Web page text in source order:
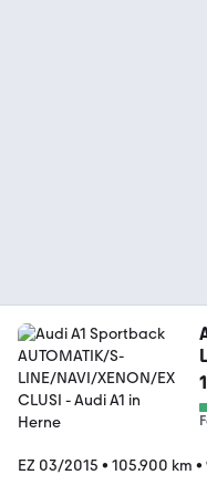
EZ 03/2015 • 105.900 km •